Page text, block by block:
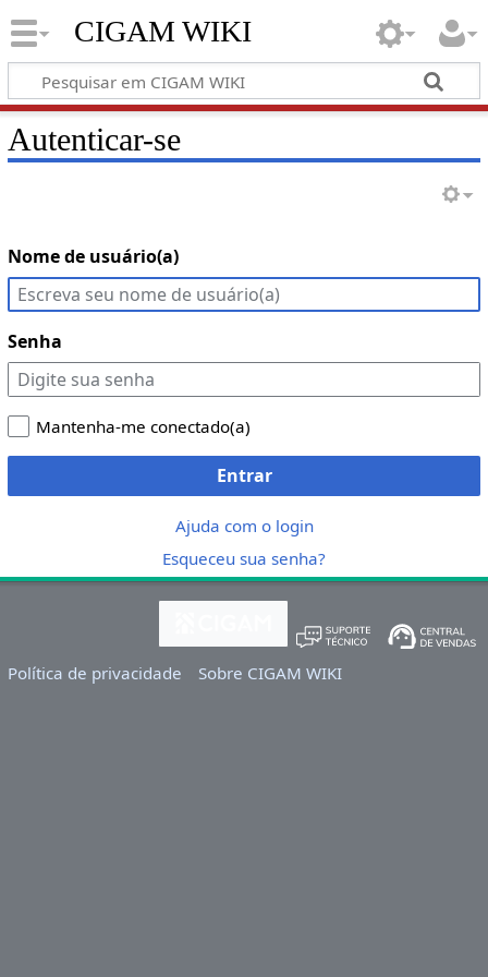
CIGAM WIKI
Autenticar-se
Nome de usuário(a)
Senha
Mantenha-me conectado(a)
Entrar
Ajuda com o login
Esqueceu sua senha?
Política de privacidade Sobre CIGAM WIKI